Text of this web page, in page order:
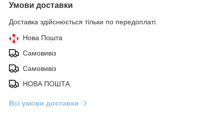
Умови доставки
Доставка здійснюється тільки по передоплаті.
Нова Пошта
Самовивіз
Самовивіз
НОВА ПОШТА
Всі умови доставки